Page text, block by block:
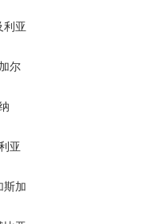
利亚
尔
亚
斯加